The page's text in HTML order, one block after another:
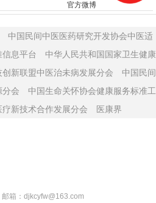
官方微博
中国民间中医医药研究开发协会中医适
息平台
中华人民共和国国家卫生健康
新联盟中医治未病发展分会
中国民间
分会
中国生命关怀协会健康服务标准工
新技术合作发展分会 医康界
邮箱：djkcyfw@163.com